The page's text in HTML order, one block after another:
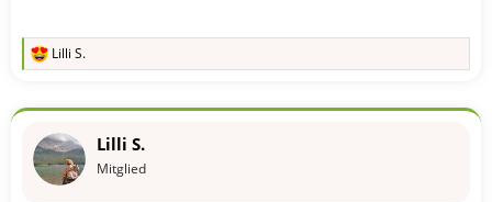
R
k
o
Lilli S.
Lilli S.
Mitglied